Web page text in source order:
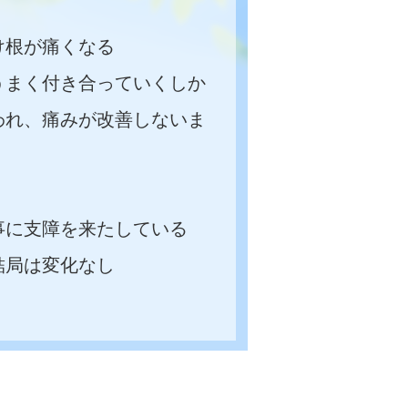
が痛くなる
く付き合っていくしか
、痛みが改善しないま
支障を来たしている
は変化なし